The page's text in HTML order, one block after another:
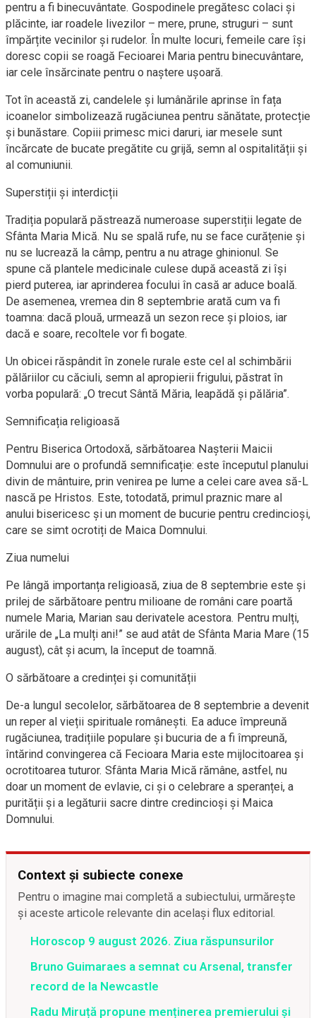
pentru a fi binecuvântate. Gospodinele pregătesc colaci și
plăcinte, iar roadele livezilor – mere, prune, struguri – sunt
împărțite vecinilor și rudelor. În multe locuri, femeile care își
doresc copii se roagă Fecioarei Maria pentru binecuvântare,
iar cele însărcinate pentru o naștere ușoară.
Tot în această zi, candelele și lumânările aprinse în fața
icoanelor simbolizează rugăciunea pentru sănătate, protecție
și bunăstare. Copiii primesc mici daruri, iar mesele sunt
încărcate de bucate pregătite cu grijă, semn al ospitalității și
al comuniunii.
Superstiții și interdicții
Tradiția populară păstrează numeroase superstiții legate de
Sfânta Maria Mică. Nu se spală rufe, nu se face curățenie și
nu se lucrează la câmp, pentru a nu atrage ghinionul. Se
spune că plantele medicinale culese după această zi își
pierd puterea, iar aprinderea focului în casă ar aduce boală.
De asemenea, vremea din 8 septembrie arată cum va fi
toamna: dacă plouă, urmează un sezon rece și ploios, iar
dacă e soare, recoltele vor fi bogate.
Un obicei răspândit în zonele rurale este cel al schimbării
pălăriilor cu căciuli, semn al apropierii frigului, păstrat în
vorba populară: „O trecut Sântă Măria, leapădă și pălăria”.
Semnificația religioasă
Pentru Biserica Ortodoxă, sărbătoarea Nașterii Maicii
Domnului are o profundă semnificație: este începutul planului
divin de mântuire, prin venirea pe lume a celei care avea să-L
nască pe Hristos. Este, totodată, primul praznic mare al
anului bisericesc și un moment de bucurie pentru credincioși,
care se simt ocrotiți de Maica Domnului.
Ziua numelui
Pe lângă importanța religioasă, ziua de 8 septembrie este și
prilej de sărbătoare pentru milioane de români care poartă
numele Maria, Marian sau derivatele acestora. Pentru mulți,
urările de „La mulți ani!” se aud atât de Sfânta Maria Mare (15
august), cât și acum, la început de toamnă.
O sărbătoare a credinței și comunității
De-a lungul secolelor, sărbătoarea de 8 septembrie a devenit
un reper al vieții spirituale românești. Ea aduce împreună
rugăciunea, tradițiile populare și bucuria de a fi împreună,
întărind convingerea că Fecioara Maria este mijlocitoarea și
ocrotitoarea tuturor. Sfânta Maria Mică rămâne, astfel, nu
doar un moment de evlavie, ci și o celebrare a speranței, a
purității și a legăturii sacre dintre credincioși și Maica
Domnului.
Context și subiecte conexe
Pentru o imagine mai completă a subiectului, urmărește
și aceste articole relevante din același flux editorial.
Horoscop 9 august 2026. Ziua răspunsurilor
Bruno Guimaraes a semnat cu Arsenal, transfer
record de la Newcastle
Radu Miruță propune menținerea premierului și